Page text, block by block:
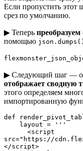
Если пропустить этот
срез по умолчанию.
▶ Теперь
помощью json.dumps()
▶ Следующий шаг —
отображает сводную
этого определяем
импортированную
def
src="https://
</script>